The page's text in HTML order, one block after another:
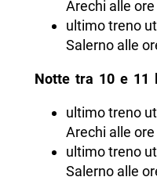
Arechi alle ore
ultimo treno
Salerno alle
Notte tra 10 e 11
ultimo treno
Arechi alle ore
ultimo treno
Salerno alle